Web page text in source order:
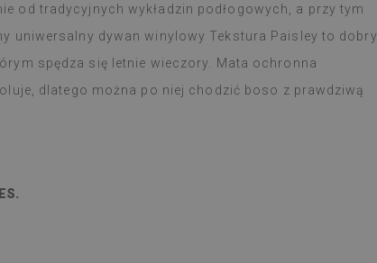
od tradycyjnych wykładzin podłogowych, a przy tym
uniwersalny dywan winylowy Tekstura Paisley to dobry
spędza się letnie wieczory. Mata ochronna
dlatego można po niej chodzić boso z prawdziwą